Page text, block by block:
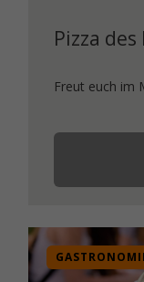
Pizza
Freut euch im